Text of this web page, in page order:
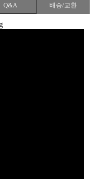
Q&A 배송/교환